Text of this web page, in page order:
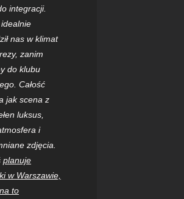
integracji.
nas w klimat
zanim
do klubu
Całość
jak scena z
luksus,
i
zdjęcia.
planuje
w Warszawie,
to